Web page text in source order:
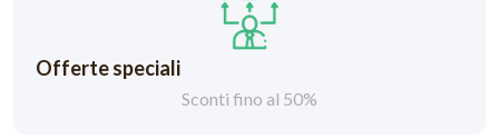
Offerte speciali
Sconti fino al 50%